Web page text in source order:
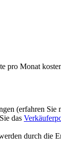
Monat
(erfahren Sie
das
durch die